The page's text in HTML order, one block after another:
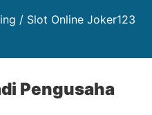
/ Slot Online Joker123
Pengusaha